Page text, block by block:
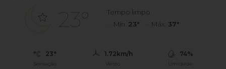
23°
Tempo limpo
Mín. 23° Máx. 37°
23°
Sensação
1.72km/h
Vento
74%
Umidade